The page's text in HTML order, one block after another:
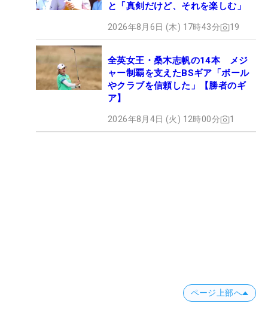
と「真剣だけど、それを楽しむ」
2026年8月6日 (木) 17時43分 19
全英女王・桑木志帆の14本 メジ
ャー制覇を支えたBSギア「ボール
やクラブを信頼した」【勝者のギ
ア】
2026年8月4日 (火) 12時00分 1
ページ上部へ